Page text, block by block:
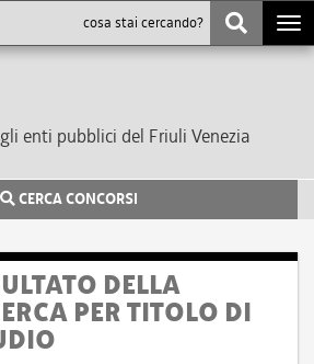
enti pubblici del Friuli Venezia
CERCA CONCORSI
DELLA
PER TITOLO DI